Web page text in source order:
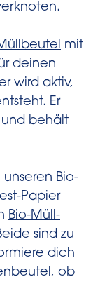
mit
deinen
wird aktiv,
Er
behält
unseren Bio-
Papier
Bio-Müll-
sind zu
dich
ob